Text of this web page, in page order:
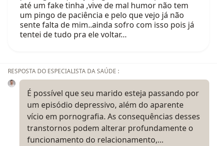
até um fake tinha ,vive de mal humor não tem
um pingo de paciência e pelo que vejo já não
sente falta de mim..ainda sofro com isso pois já
tentei de tudo pra ele voltar…
RESPOSTA DO ESPECIALISTA DA SAÚDE :
É possível que seu marido esteja passando por
um episódio depressivo, além do aparente
vício em pornografia. As consequências desses
transtornos podem alterar profundamente o
funcionamento do relacionamento,…